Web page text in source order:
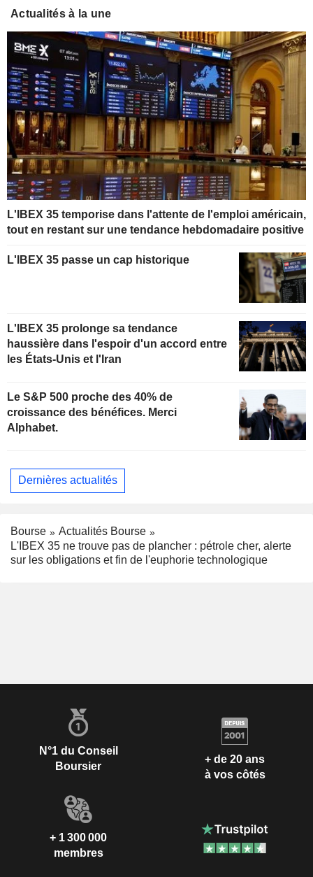
Actualités à la une
L'IBEX 35 temporise dans l'attente de l'emploi américain,
tout en restant sur une tendance hebdomadaire positive
L'IBEX 35 passe un cap historique
L'IBEX 35 prolonge sa tendance
haussière dans l'espoir d'un accord entre
les États-Unis et l'Iran
Le S&P 500 proche des 40% de
croissance des bénéfices. Merci
Alphabet.
Dernières actualités
Bourse
Actualités Bourse
L'IBEX 35 ne trouve pas de plancher : pétrole cher, alerte
sur les obligations et fin de l'euphorie technologique
N°1 du Conseil
Boursier
+ de 20 ans
à vos côtés
+ 1 300 000
membres